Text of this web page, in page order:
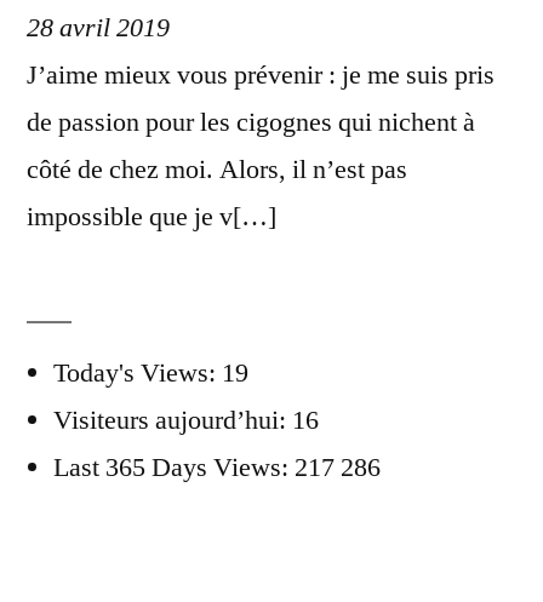
28 avril 2019
J’aime mieux vous prévenir : je me suis pris
de passion pour les cigognes qui nichent à
côté de chez moi. Alors, il n’est pas
impossible que je v[…]
Today's Views: 19
Visiteurs aujourd’hui: 16
Last 365 Days Views: 217 286